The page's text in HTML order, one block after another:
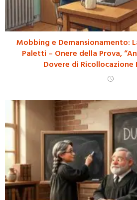
Mobbing e Demansionamento:
Paletti – Onere della Prova,
Dovere di Ricollocazione